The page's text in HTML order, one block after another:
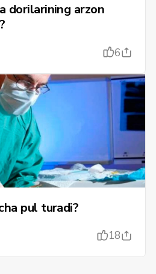
dorilarining arzon
6
pul turadi?
18